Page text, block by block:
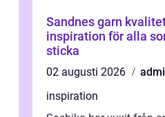
Sandnes garn kvalitet, tradition och
inspiration för alla
sticka
02 augusti 2026
inspiration